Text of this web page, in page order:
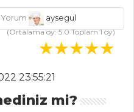
Yorum
aysegul
(Ortalama oy:5.0Toplam1oy)
23:55:21
mi?